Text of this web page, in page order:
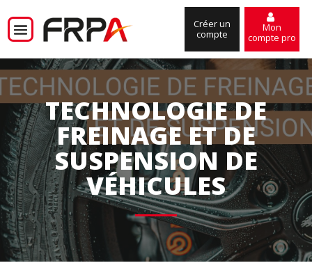
Créer un
compte
Mon
compte pro
TECHNOLOGIE DE
FREINAGE ET DE
SUSPENSION DE
VÉHICULES